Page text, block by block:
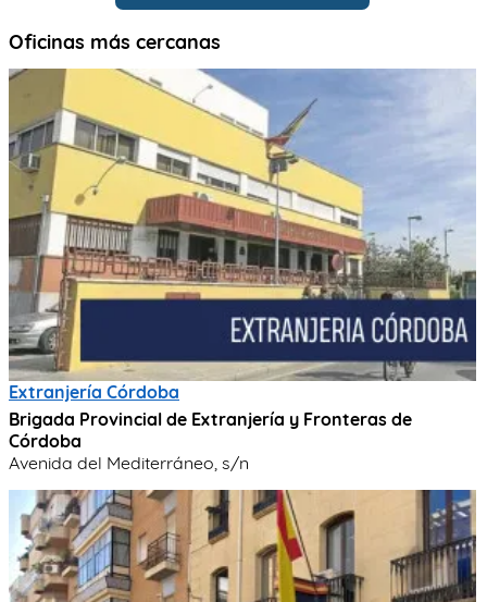
Oficinas más cercanas
Extranjería Córdoba
Brigada Provincial de Extranjería y Fronteras de
Córdoba
Avenida del Mediterráneo, s/n